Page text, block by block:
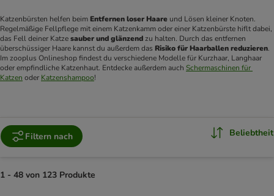
Katzenbürsten helfen beim Entfernen loser Haare und Lösen kleiner Knoten.
Regelmäßige Fellpflege mit einem Katzenkamm oder einer Katzenbürste hiflt dabei,
das Fell deiner Katze sauber und glänzend zu halten. Durch das entfernen
überschüssiger Haare kannst du außerdem das Risiko für Haarballen reduzieren.
Im zooplus Onlineshop findest du verschiedene Modelle für Kurzhaar, Langhaar
oder empfindliche Katzenhaut. Entdecke außerdem auch Schermaschinen für
Katzen oder Katzenshampoo!
Filtern nach Beliebtheit
1 - 48 von 123 Produkte